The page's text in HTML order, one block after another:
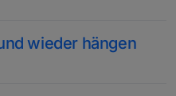
wieder hängen